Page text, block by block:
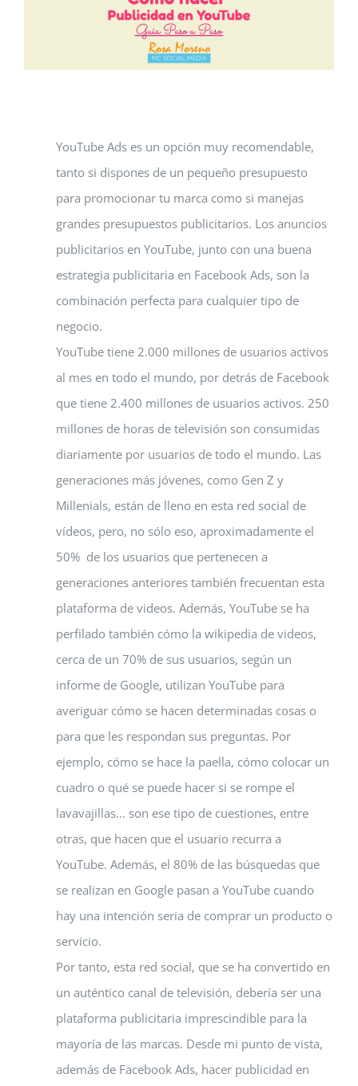
YouTube Ads es un opción muy recomendable,
tanto si dispones de un pequeño presupuesto
para promocionar tu marca como si manejas
grandes presupuestos publicitarios. Los anuncios
publicitarios en YouTube, junto con una buena
estrategia publicitaria en Facebook Ads, son la
combinación perfecta para cualquier tipo de
negocio.
YouTube tiene 2.000 millones de usuarios activos
al mes en todo el mundo, por detrás de Facebook
que tiene 2.400 millones de usuarios activos. 250
millones de horas de televisión son consumidas
diariamente por usuarios de todo el mundo. Las
generaciones más jóvenes, como Gen Z y
Millenials, están de lleno en esta red social de
vídeos, pero, no sólo eso, aproximadamente el
50% de los usuarios que pertenecen a
generaciones anteriores también frecuentan esta
plataforma de videos. Además, YouTube se ha
perfilado también cómo la wikipedia de videos,
cerca de un 70% de sus usuarios, según un
informe de Google, utilizan YouTube para
averiguar cómo se hacen determinadas cosas o
para que les respondan sus preguntas. Por
ejemplo, cómo se hace la paella, cómo colocar un
cuadro o qué se puede hacer si se rompe el
lavavajillas… son ese tipo de cuestiones, entre
otras, que hacen que el usuario recurra a
YouTube. Además, el 80% de las búsquedas que
se realizan en Google pasan a YouTube cuando
hay una intención seria de comprar un producto o
servicio.
Por tanto, esta red social, que se ha convertido en
un auténtico canal de televisión, debería ser una
plataforma publicitaria imprescindible para la
mayoría de las marcas. Desde mi punto de vista,
además de Facebook Ads, hacer publicidad en